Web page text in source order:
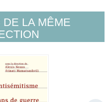
LA MÊME